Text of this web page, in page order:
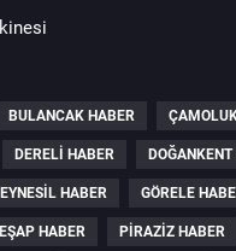
BULANCAK HABER
DERELI HABER DOĞANKENT
EYNESIL HABER GÖRELE
HABER PIRAZIZ HABER